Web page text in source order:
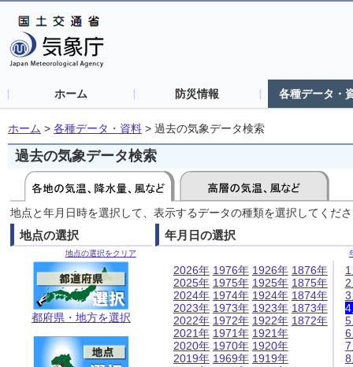
ホーム 防災情報 各種データ・
ホーム > 各種データ・資料 > 過去の気象データ検索
過去の気象データ検索
地点と年月日時を選択して、表示するデータの種類を選択してくだ
地点の選択
地点の選択をクリア
都府県・地方を選択
年月日の選択
2026年
2025年
2024年
2023年
2022年
2021年
2020年
2019年
1976年
1975年
1974年
1973年
1972年
1971年
1970年
1969年
1926年
1925年
1924年
1923年
1922年
1921年
1920年
1919年
1876年
1875年
1874年
1873年
1872年